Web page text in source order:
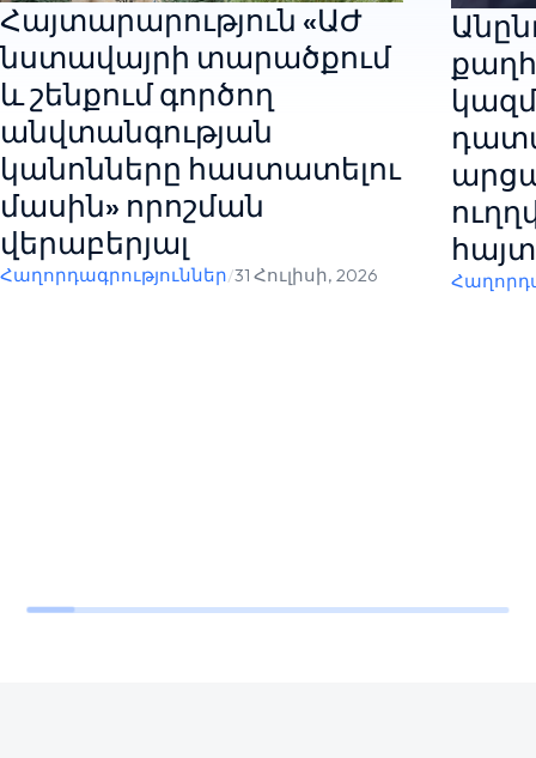
Հայտարարություն «ԱԺ
նստավայրի տարածքում
և շենքում գործող
անվտանգության
կանոնները հաստատելու
մասին» որոշման
վերաբերյալ
Հաղորդագրություններ/31 Հուլիսի, 2026